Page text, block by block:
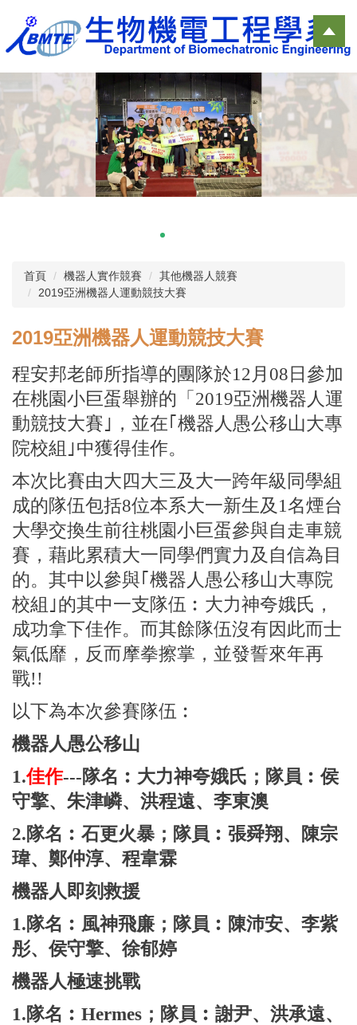
主
容
區
首頁 機器人實作競賽
其他機器人競賽
2019亞洲機器人運動競技大賽
2019亞洲機器人運動競技大賽
程安邦老師所指導的團隊於12月08日參加
在桃園小巨蛋舉辦的「2019亞洲機器人運
動競技大賽｣，並在｢機器人愚公移山大專
院校組｣中獲得佳作。
本次比賽由大四大三及大一跨年級同學組
成的隊伍包括8位本系大一新生及1名煙台
大學交換生前往桃園小巨蛋參與自走車競
賽，藉此累積大一同學們實力及自信為目
的。其中以參與｢機器人愚公移山大專院
校組｣的其中一支隊伍︰大力神夸娥氏，
成功拿下佳作。而其餘隊伍沒有因此而士
氣低靡，反而摩拳擦掌，並發誓來年再
戰!!
以下為本次參賽隊伍︰
機器人愚公移山
1.佳作---隊名︰大力神夸娥氏；隊員︰侯
守擎、朱津嶙、洪程遠、李東澳
2.隊名︰石更火暴；隊員︰張舜翔、陳宗
瑋、鄭仲淳、程韋霖
機器人即刻救援
1.隊名︰風神飛廉；隊員︰陳沛安、李紫
彤、侯守擎、徐郁婷
機器人極速挑戰
1.隊名︰Hermes；隊員︰謝尹、洪承遠、